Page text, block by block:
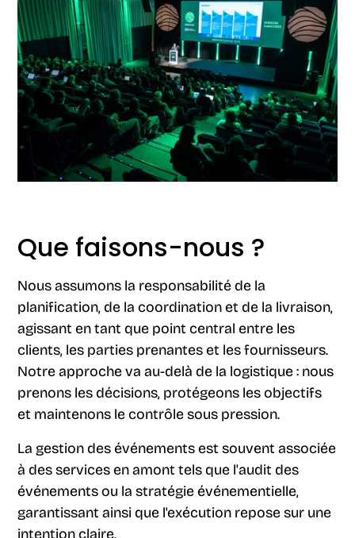
Que faisons-nous ?
Nous assumons la responsabilité de la
planification, de la coordination et de la livraison,
agissant en tant que point central entre les
clients, les parties prenantes et les fournisseurs.
Notre approche va au-delà de la logistique : nous
prenons les décisions, protégeons les objectifs
et maintenons le contrôle sous pression.
La gestion des événements est souvent associée
à des services en amont tels que l'audit des
événements ou la stratégie événementielle,
garantissant ainsi que l'exécution repose sur une
intention claire.